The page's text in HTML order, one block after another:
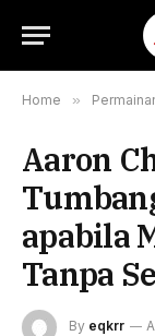
Home »
Aaron
apabila
Tanpa
By eqkrr